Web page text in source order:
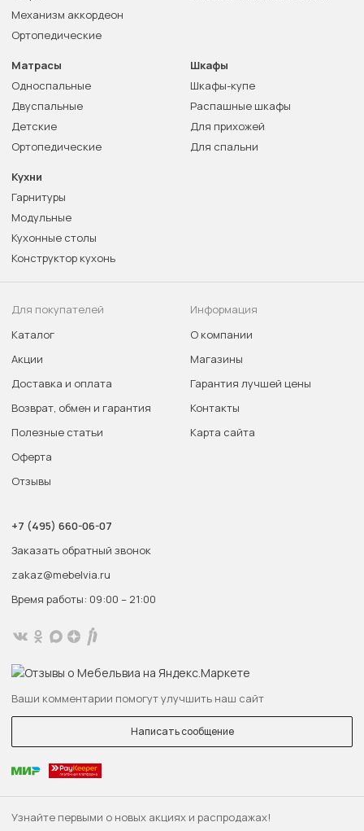
Узнайте первыми о новых акциях и распродажах!
Механизм аккордеон
Ортопедические
Матрасы
Односпальные
Двуспальные
Детские
Ортопедические
Шкафы
Шкафы-купе
Распашные шкафы
Для прихожей
Для спальни
Кухни
Гарнитуры
Модульные
Кухонные столы
Конструктор кухонь
Для покупателей
Каталог
Акции
Доставка и оплата
Возврат, обмен и гарантия
Полезные статьи
Оферта
Отзывы
Информация
О компании
Магазины
Гарантия лучшей цены
Контакты
Карта сайта
+7 (495) 660-06-07
Заказать обратный звонок
zakaz@mebelvia.ru
Время работы: 09:00 – 21:00
Ваши комментарии помогут улучшить наш сайт
Написать сообщение